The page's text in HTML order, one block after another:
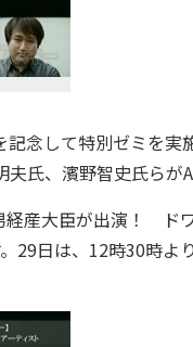
念して特別ゼミを実
氏、濱野智史氏らが
産大臣が出演！ ド
29日は、12時30時よ